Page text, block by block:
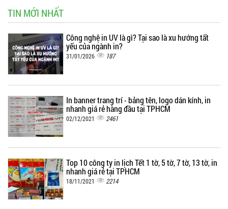
TIN MỚI NHẤT
Công nghệ in UV là gì? Tại sao là xu hướng tất
yếu của ngành in?
31/01/2026 187
In banner trang trí - bảng tên, logo dán kính, in
nhanh giá rẻ hàng đầu tại TPHCM
02/12/2021 2461
Top 10 công ty in lịch Tết 1 tờ, 5 tờ, 7 tờ, 13 tờ, in
nhanh giá rẻ tại TPHCM
18/11/2021 2214